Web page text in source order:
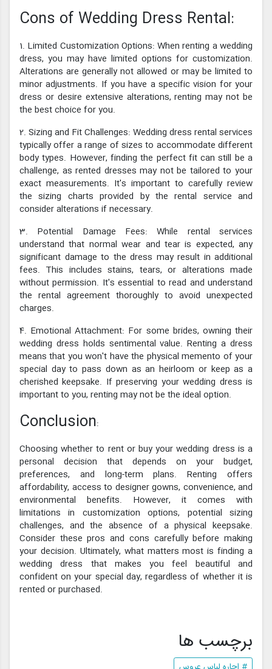
Cons of Wedding Dress Rental:
1. Limited Customization Options: When renting a wedding
dress, you may have limited options for customization.
Alterations are generally not allowed or may be limited to
minor adjustments. If you have a specific vision for your
dress or desire extensive alterations, renting may not be
the best choice for you.
2. Sizing and Fit Challenges: Wedding dress rental services
typically offer a range of sizes to accommodate different
body types. However, finding the perfect fit can still be a
challenge, as rented dresses may not be tailored to your
exact measurements. It's important to carefully review
the sizing charts provided by the rental service and
consider alterations if necessary.
3. Potential Damage Fees: While rental services
understand that normal wear and tear is expected, any
significant damage to the dress may result in additional
fees. This includes stains, tears, or alterations made
without permission. It's essential to read and understand
the rental agreement thoroughly to avoid unexpected
charges.
4. Emotional Attachment: For some brides, owning their
wedding dress holds sentimental value. Renting a dress
means that you won't have the physical memento of your
special day to pass down as an heirloom or keep as a
cherished keepsake. If preserving your wedding dress is
important to you, renting may not be the ideal option.
Conclusion:
Choosing whether to rent or buy your wedding dress is a
personal decision that depends on your budget,
preferences, and long-term plans. Renting offers
affordability, access to designer gowns, convenience, and
environmental benefits. However, it comes with
limitations in customization options, potential sizing
challenges, and the absence of a physical keepsake.
Consider these pros and cons carefully before making
your decision. Ultimately, what matters most is finding a
wedding dress that makes you feel beautiful and
confident on your special day, regardless of whether it is
rented or purchased.
برچسب ها